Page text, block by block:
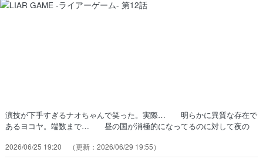
演技が下手すぎるナオちゃんで笑った。実際… 明らかに異質な存在で
あるヨコヤ。端数まで… 昼の国が消極的になってるのに対して夜の
力透視来た～！こうやってアニ… ヨコヤノリヒコ強すぎる！花江さん
2026/06/25 19:20 2026/06/29 19:55